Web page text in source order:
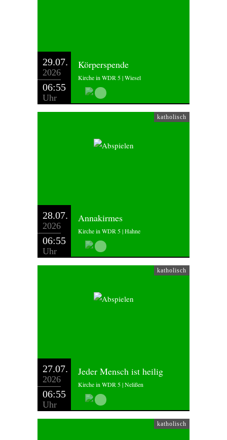
29.07.
2026
06:55
Uhr
Körperspende
Kirche in WDR 5 | Wiesel
katholisch
28.07.
2026
06:55
Uhr
Annakirmes
Kirche in WDR 5 | Hahne
katholisch
27.07.
2026
06:55
Uhr
Jeder Mensch ist heilig
Kirche in WDR 5 | Nelißen
katholisch